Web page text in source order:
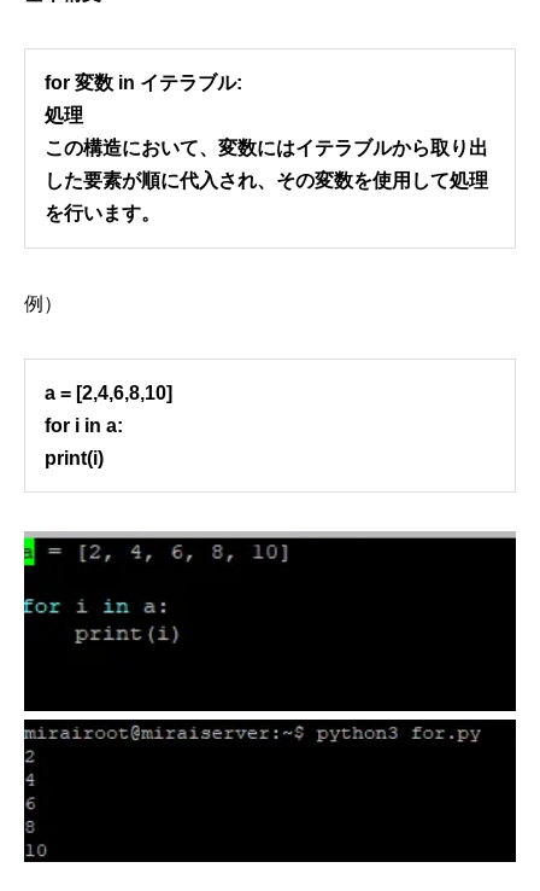
for 変数 in イテラブル:
処理
この構造において、変数にはイテラブルから取り出
した要素が順に代入され、その変数を使用して処理
を行います。
例）
a = [2,4,6,8,10]
for i in a:
print(i)